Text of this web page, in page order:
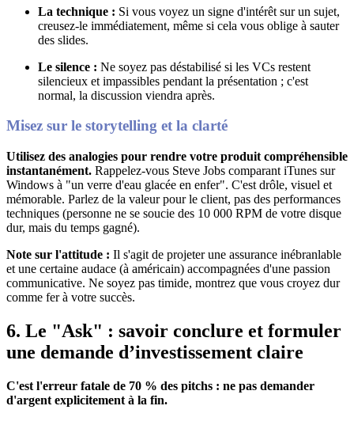
La technique : Si vous voyez un signe d'intérêt sur un sujet,
creusez-le immédiatement, même si cela vous oblige à sauter
des slides.
Le silence : Ne soyez pas déstabilisé si les VCs restent
silencieux et impassibles pendant la présentation ; c'est
normal, la discussion viendra après.
Misez sur le storytelling et la clarté
Utilisez des analogies pour rendre votre produit compréhensible
instantanément. Rappelez-vous Steve Jobs comparant iTunes sur
Windows à "un verre d'eau glacée en enfer". C'est drôle, visuel et
mémorable. Parlez de la valeur pour le client, pas des performances
techniques (personne ne se soucie des 10 000 RPM de votre disque
dur, mais du temps gagné).
Note sur l'attitude : Il s'agit de projeter une assurance inébranlable
et une certaine audace (à américain) accompagnées d'une passion
communicative. Ne soyez pas timide, montrez que vous croyez dur
comme fer à votre succès.
6. Le "Ask" : savoir conclure et formuler
une demande d’investissement claire
C'est l'erreur fatale de 70 % des pitchs : ne pas demander
d'argent explicitement à la fin.